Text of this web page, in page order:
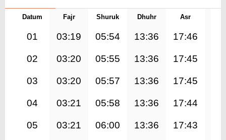
Datum Fajr Shuruk Dhuhr Asr
01 03:19 05:54 13:36 17:46
02 03:20 05:55 13:36 17:45
03 03:20 05:57 13:36 17:45
04 03:21 05:58 13:36 17:44
05 03:21 06:00 13:36 17:43